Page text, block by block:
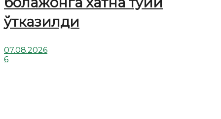
ўтказилди
07.08.2026
6